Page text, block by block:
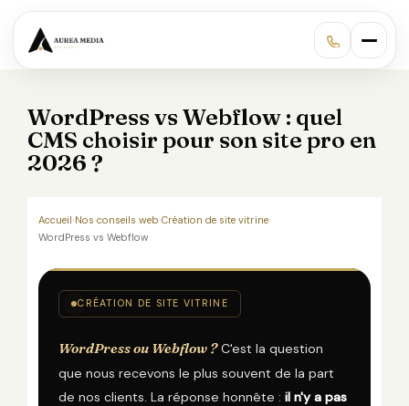
WordPress vs Webflow : quel
CMS choisir pour son site pro en
2026 ?
Accueil›Nos conseils web›Création de site vitrine›
WordPress vs Webflow
CRÉATION DE SITE VITRINE
WordPress ou Webflow ?C'est la question
que nous recevons le plus souvent de la part
de nos clients. La réponse honnête :il n'y a pas